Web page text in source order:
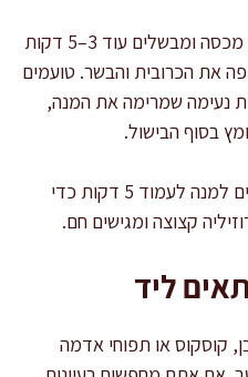
צמצום וסיום טעמים: מסירים מכסה ומבשלים עוד 3–5 דקות
את הכרובית והבשר. טועמים
נעימה שמרימה את המנה,
בסוף הבישול.
הגשה: מכבים את האש, נותנים למנה לעמוד 5 דקות כדי
קצוצה ומגישים חם.
ליד
קוסקוס או תפוחי אדמה